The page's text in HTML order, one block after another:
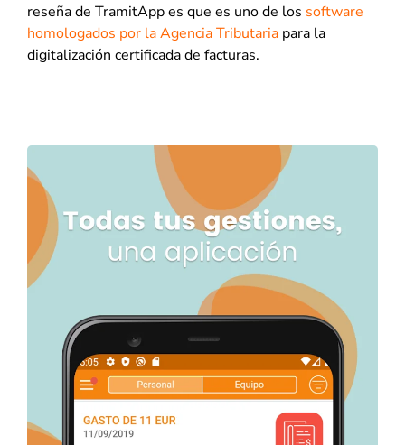
reseña de TramitApp es que es uno de los software
homologados por la Agencia Tributaria para la
digitalización certificada de facturas.